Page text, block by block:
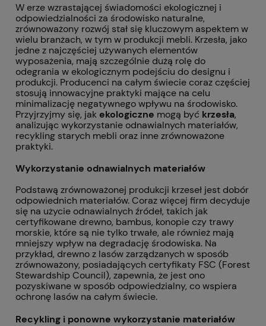
W erze wzrastającej świadomości ekologicznej i
odpowiedzialności za środowisko naturalne,
zrównoważony rozwój stał się kluczowym aspektem w
wielu branżach, w tym w produkcji mebli. Krzesła, jako
jedne z najczęściej używanych elementów
wyposażenia, mają szczególnie dużą rolę do
odegrania w ekologicznym podejściu do designu i
produkcji. Producenci na całym świecie coraz częściej
stosują innowacyjne praktyki mające na celu
minimalizację negatywnego wpływu na środowisko.
Przyjrzyjmy się, jak ekologiczne mogą być krzesła,
analizując wykorzystanie odnawialnych materiałów,
recykling starych mebli oraz inne zrównoważone
praktyki.
Wykorzystanie odnawialnych materiałów
Podstawą zrównoważonej produkcji krzeseł jest dobór
odpowiednich materiałów. Coraz więcej firm decyduje
się na użycie odnawialnych źródeł, takich jak
certyfikowane drewno, bambus, konopie czy trawy
morskie, które są nie tylko trwałe, ale również mają
mniejszy wpływ na degradację środowiska. Na
przykład, drewno z lasów zarządzanych w sposób
zrównoważony, posiadających certyfikaty FSC (Forest
Stewardship Council), zapewnia, że jest ono
pozyskiwane w sposób odpowiedzialny, co wspiera
ochronę lasów na całym świecie.
Recykling i ponowne wykorzystanie materiałów